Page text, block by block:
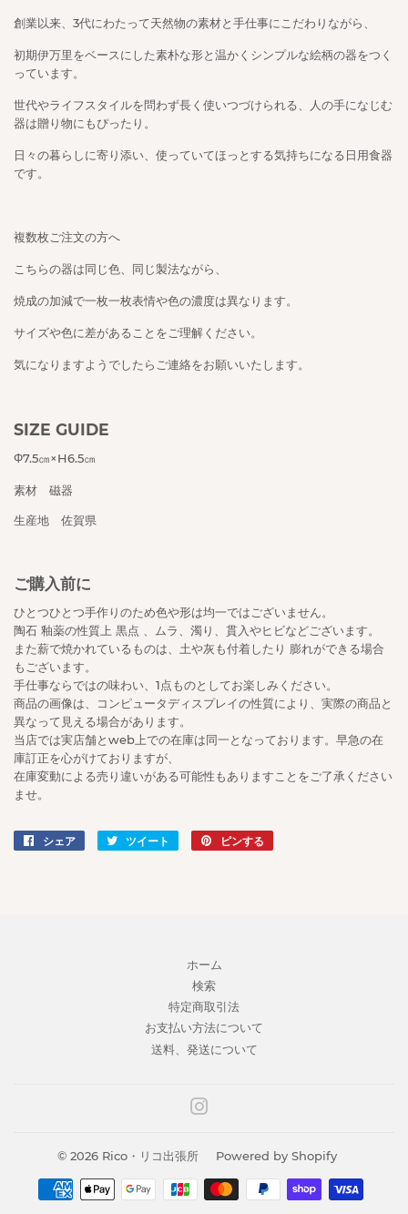
創業以来、3代にわたって天然物の素材と手仕事にこだわりながら、
初期伊万里をベースにした素朴な形と温かくシンプルな絵柄の器をつく
っています。
世代やライフスタイルを問わず長く使いつづけられる、人の手になじむ
器は贈り物にもぴったり。
日々の暮らしに寄り添い、使っていてほっとする気持ちになる日用食器
です。
複数枚ご注文の方へ
こちらの器は同じ色、同じ製法ながら、
焼成の加減で一枚一枚表情や色の濃度は異なります。
サイズや色に差があることをご理解ください。
気になりますようでしたらご連絡をお願いいたします。
SIZE GUIDE
Φ7.5㎝×H6.5㎝
素材 磁器
生産地 佐賀県
ご購入前に
ひとつひとつ手作りのため色や形は均一ではございません。
陶石 釉薬の性質上 黒点 、ムラ、濁り、貫入やヒビなどございます。
また薪で焼かれているものは、土や灰も付着したり 膨れができる場合
もございます。
手仕事ならではの味わい、1点ものとしてお楽しみください。
商品の画像は、コンピュータディスプレイの性質により、実際の商品と
異なって見える場合があります。
当店では実店舗とweb上での在庫は同一となっております。早急の在
庫訂正を心がけておりますが、
在庫変動による売り違いがある可能性もありますことをご了承ください
ませ。
シェア
Facebookツイート
Twitter
ピンする
ホーム
検索
特定商取引法
お支払い方法について
送料、発送について
© 2026 Rico・リコ出張所 Powered by Shopify
お